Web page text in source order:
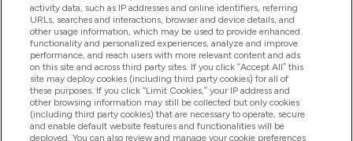
Informação
Fidelidade E Recompensas
activity data, such as IP addresses and online identifiers, referring
URLs, searches and interactions, browser and device details, and
other usage information, which may be used to provide enhanced
functionality and personalized experiences, analyze and improve
performance, and reach users with more relevant content and ads
on this site and across third party sites. If you click “Accept All” this
site may deploy cookies (including third party cookies) for all of
these purposes. If you click “Limit Cookies,” your IP address and
other browsing information may still be collected but only cookies
(including third party cookies) that are necessary to operate, secure
and enable default website features and functionalities will be
deployed. You can also review and manage your cookie preferences